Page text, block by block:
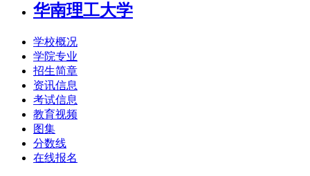
华南理工大学
学校概况
学院专业
招生简章
资讯信息
考试信息
教育视频
图集
分数线
在线报名